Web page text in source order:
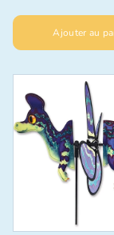
Ajouter au